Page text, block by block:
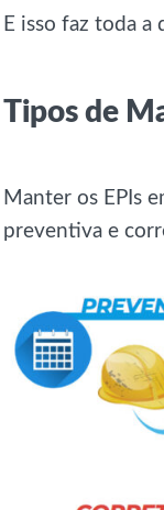
E isso faz toda
Tipos de
Manter os EPIs
preventiva e